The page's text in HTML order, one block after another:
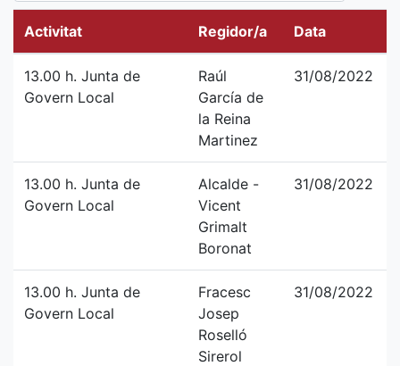
Activitat Regidor/a Data
13.00 h. Junta de
Govern Local
Raúl
García de
la Reina
Martinez
31/08/2022
13.00 h. Junta de
Govern Local
Alcalde -
Vicent
Grimalt
Boronat
31/08/2022
13.00 h. Junta de
Govern Local
Fracesc
Josep
Roselló
Sirerol
31/08/2022